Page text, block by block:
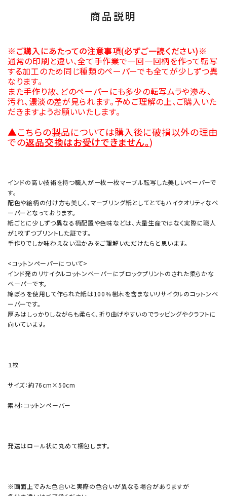
商品説明
※ご購入にあたっての注意事項(必ずご一読ください)※
通常の印刷と違い、全て手作業で一回一回柄を作って転写
する加工のため同じ種類のペーパーでも全てが少しずつ異
なります。
また手作り故、どのペーパーにも多少の転写ムラや滲み、
汚れ、濃淡の差が見られます。予めご理解の上、ご購入いた
だきますようお願いいたします。
▲こちらの製品については購入後に破損以外の理由
での返品交換はお受けできません。)
インドの高い技術を持つ職人が一枚一枚マーブル転写した美しいペーパーで
す。
配色や絵柄の付け方も美しく、マーブリング紙としてとてもハイクオリティなペ
ーパーとなっております。
紙ごとに少しずつ異なる柄配置や色味などは、大量生産ではなく実際に職人
が1枚ずつプリントした証です。
手作りでしか味わえない温かみをご理解いただけたらと思います。
<コットンペーパーについて>
インド発のリサイクルコットンペーパーにブロックプリントのされた柔らかな
ペーパーです。
綿ぼろを使用して作られた紙は100％樹木を含まないリサイクルのコットンペ
ーパーです。
厚みはしっかりしながらも柔らく、折り曲げやすいのでラッピングやクラフトに
向いています。
１枚
サイズ：約76cm×50cm
素材：コットンペーパー
発送はロール状に丸めて梱包します。
※画面上でみた色合いと実際の色合いが異なる場合がありますが